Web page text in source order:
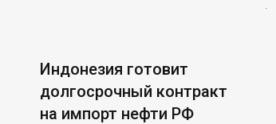
Индонезия готовит
долгосрочный контракт
на импорт нефти РФ